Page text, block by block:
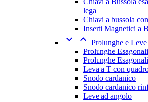
lega
Chiavi a bussola
Inserti Magnetici a
  Prolunghe e Leve
Prolunghe Esagonali
Prolunghe
Leva a T con
Snodo cardanico
Snodo cardanico
Leve ad angolo